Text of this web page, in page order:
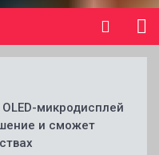
микродисплей
и сможет